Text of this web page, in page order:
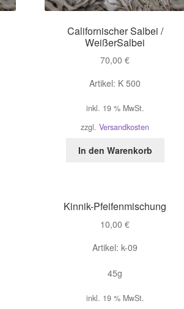
Californischer Salbei /
WeißerSalbei
70,00€
Artikel: K 500
inkl. 19 % MwSt.
zzgl.Versandkosten
In den Warenkorb
Kinnik-Pfeifenmischung
10,00€
Artikel: k-09
45g
inkl. 19 % MwSt.